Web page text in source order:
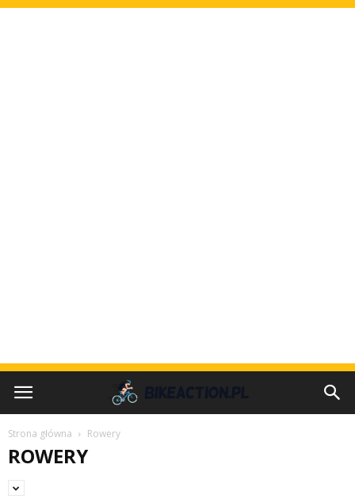
Strona główna Rowery
ROWERY